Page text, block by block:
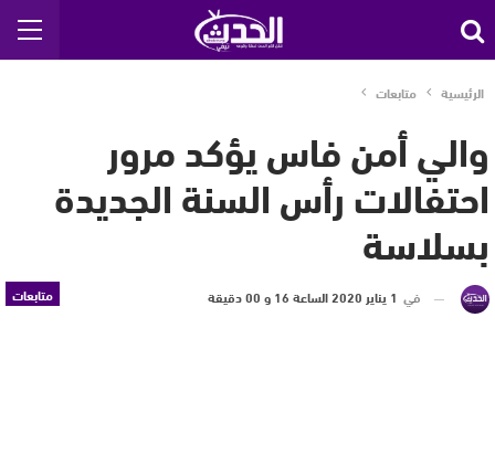
الرئيسية متابعات
والي أمن فاس يؤكد مرور
احتفالات رأس السنة الجديدة
بسلاسة
متابعات في 1 يناير 2020 الساعة 16 و 00 دقيقة